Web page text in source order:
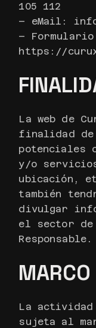
105 112
– eMail:
–
https://
La web de
finalidad
potenciales
y/o
ubicación,
también
divulgar
el sector
Responsable.
La actividad
sujeta al